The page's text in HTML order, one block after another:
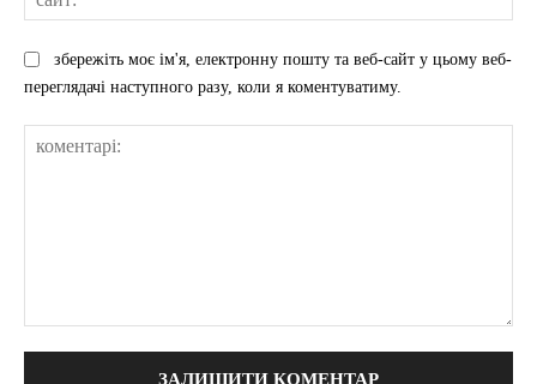
збережіть моє ім'я, електронну пошту та веб-сайт у цьому веб-
переглядачі наступного разу, коли я коментуватиму.